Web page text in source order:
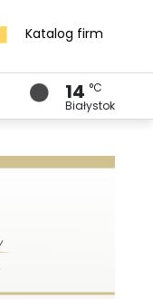
Katalog firm
14 °C
Białystok